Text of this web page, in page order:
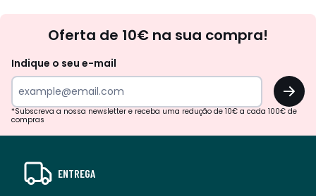
Oferta de 10€ na sua compra!
Indique o seu e-mail
OK
*Subscreva a nossa newsletter e receba uma redução de 10€ a cada 100€ de
compras
ENTREGA